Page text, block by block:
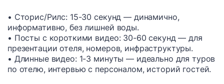
• Сторис/Рилс: 15-30 секунд — динамично,
информативно, без лишней воды.
• Посты с короткими видео: 30-60 секунд — для
презентации отеля, номеров, инфраструктуры.
• Длинные видео: 1-3 минуты — идеально для туров
по отелю, интервью с персоналом, историй гостей.